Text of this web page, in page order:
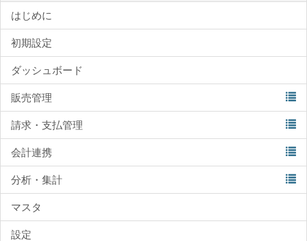
はじめに
初期設定
ダッシュボード
販売管理
請求・支払管理
会計連携
分析・集計
マスタ
設定